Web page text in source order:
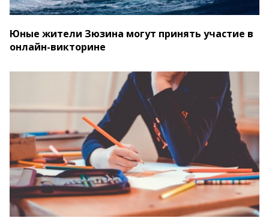
Юные жители Зюзина могут принять участие в
онлайн-викторине